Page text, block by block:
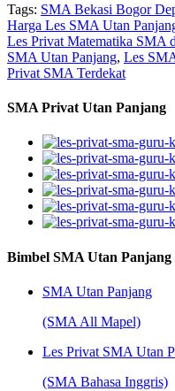
Tags: SMA Bekasi Bogor
Harga Les SMA Utan
Les Privat Matematika SMA
SMA Utan Panjang, Les
Privat SMA Terdekat
SMA Privat Utan Panjang
Bimbel SMA Utan Panjang
SMA Utan Panjang
(SMA All Mapel)
Les Privat SMA Utan
(SMA Bahasa Inggris)